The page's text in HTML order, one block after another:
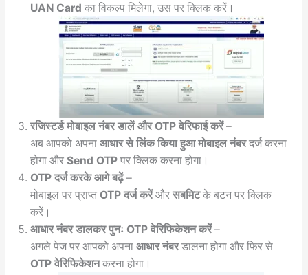
UAN Card का विकल्प मिलेगा, उस पर क्लिक करें।
रजिस्टर्ड मोबाइल नंबर डालें और OTP वेरिफाई करें–
अब आपको अपना आधार से लिंक किया हुआ मोबाइल नंबरदर्ज करना
होगा और Send OTPपर क्लिक करना होगा।
OTP दर्ज करके आगे बढ़ें–
मोबाइल पर प्राप्त OTP दर्ज करेंऔर सबमिटके बटन पर क्लिक
करें।
आधार नंबर डालकर पुनः OTP वेरिफिकेशन करें–
अगले पेज पर आपको अपना आधार नंबरडालना होगा और फिर से
OTP वेरिफिकेशनकरना होगा।